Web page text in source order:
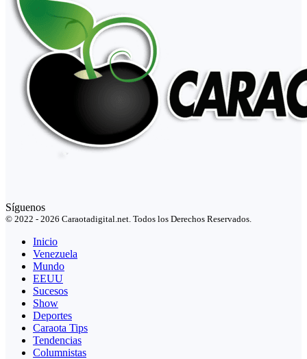
Síguenos
© 2022 - 2026 Caraotadigital.net. Todos los Derechos Reservados.
Inicio
Venezuela
Mundo
EEUU
Sucesos
Show
Deportes
Caraota Tips
Tendencias
Columnistas